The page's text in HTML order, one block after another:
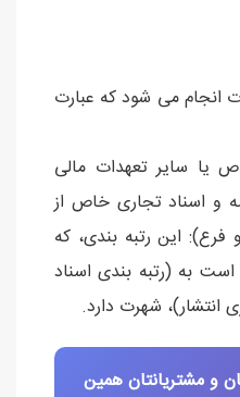
انجام می شود که عبارت
یا سایر تعهدات مالی
و اسناد تجاری خاص از
این رتبه بندی، که
است به (رتبه بندی اسناد
انتشار)، شهرت دارد.
و مشتریانتان همین